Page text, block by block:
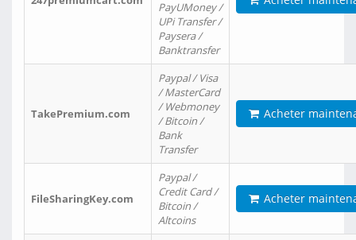
PayUMoney /
UPi Transfer /
Paysera /
Banktransfer
TakePremium.com
Paypal / Visa
/ MasterCard
/ Webmoney
/ Bitcoin /
Bank
Transfer
Acheter
FileSharingKey.com
Paypal /
Credit Card /
Bitcoin /
Altcoins
Acheter